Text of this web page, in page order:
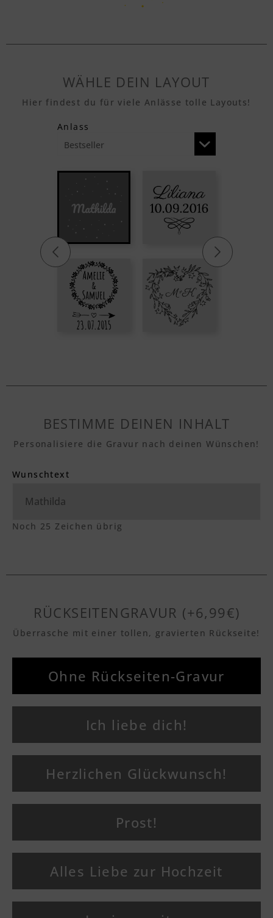
WÄHLE DEIN LAYOUT
Hier findest du für viele Anlässe tolle Layouts!
Anlass
BESTIMME DEINEN INHALT
Personalisiere die Gravur nach deinen Wünschen!
Wunschtext
Noch 25 Zeichen übrig
RÜCKSEITENGRAVUR (+6,99€)
Überrasche mit einer tollen, gravierten Rückseite!
Ohne Rückseiten-Gravur
Ich liebe dich!
Herzlichen Glückwunsch!
Prost!
Alles Liebe zur Hochzeit